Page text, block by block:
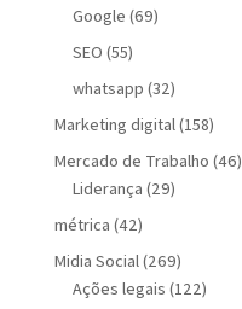
Google (69)
SEO (55)
whatsapp (32)
Marketing digital (158)
Mercado de Trabalho (46)
Liderança (29)
métrica (42)
Midia Social (269)
Ações legais (122)